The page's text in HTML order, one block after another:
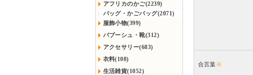
アフリカのかご(2239)
バッグ・かごバッグ(2071)
服飾小物(399)
バブーシュ・靴(312)
アクセサリー(683)
衣料(108)
生活雑貨(1052)
合言葉※